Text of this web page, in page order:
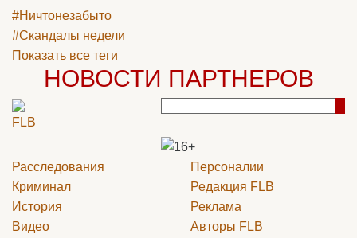
#Ничтонезабыто
#Скандалы недели
Показать все теги
НОВОСТИ ПАРТНЕРОВ
Расследования
Криминал
История
Видео
Персоналии
Редакция FLB
Реклама
Авторы FLB